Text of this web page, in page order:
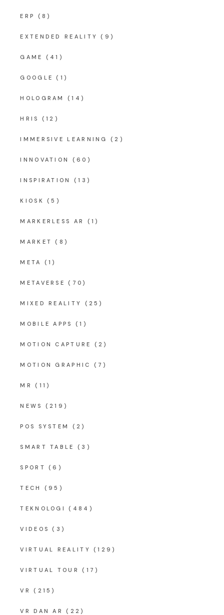
ERP (8)
EXTENDED REALITY (9)
GAME (41)
GOOGLE (1)
HOLOGRAM (14)
HRIS (12)
IMMERSIVE LEARNING (2)
INNOVATION (60)
INSPIRATION (13)
KIOSK (5)
MARKERLESS AR (1)
MARKET (8)
META (1)
METAVERSE (70)
MIXED REALITY (25)
MOBILE APPS (1)
MOTION CAPTURE (2)
MOTION GRAPHIC (7)
MR (11)
NEWS (219)
POS SYSTEM (2)
SMART TABLE (3)
SPORT (6)
TECH (95)
TEKNOLOGI (484)
VIDEOS (3)
VIRTUAL REALITY (129)
VIRTUAL TOUR (17)
VR (215)
VR DAN AR (22)